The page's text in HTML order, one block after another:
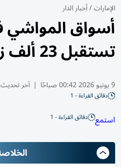
الإمارات/أخبار الدار
أسواق المواشي
تستقبل 23 ألف زائر
9 يونيو 2026 00:42 صباحًا | آخر
دقائق القراءة - 1
استمع دقائق القراءة - 1